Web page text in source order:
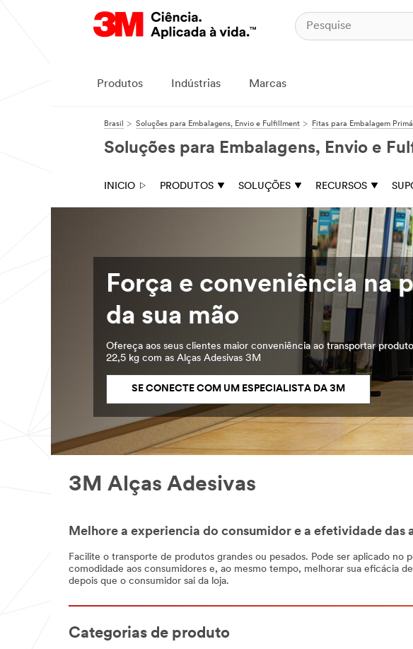
Produtos Indústrias Marcas
Brasil Soluções para Embalagens, Envio e Fulfillment Fitas para Embalagem
Soluções para Embalagens, Envio e
INICIO PRODUTOS SOLUÇÕES RECURSOS
Força e conveniência na
da sua mão
Ofereça aos seus clientes maior conveniência ao transportar
22,5 kg com as Alças Adesivas 3M
SE CONECTE COM UM ESPECIALISTA DA 3M
3M Alças Adesivas
Melhore a experiencia do consumidor e a efetividade das
Facilite o transporte de produtos grandes ou pesados. Pode ser aplicado
comodidade aos consumidores e, ao mesmo tempo, melhorar sua eficácia
depois que o consumidor sai da loja.
Categorias de produto